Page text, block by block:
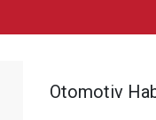
Otomotiv